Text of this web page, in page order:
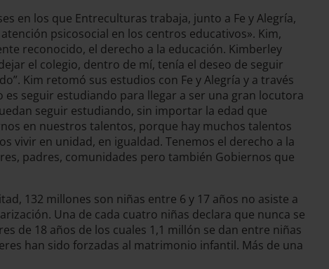
en los que Entreculturas trabaja, junto a Fe y Alegría,
psicosocial en los centros educativos». Kim,
reconocido, el derecho a la educación. Kimberley
el colegio, dentro de mí, tenía el deseo de seguir
Kim retomó sus estudios con Fe y Alegría y a través
es seguir estudiando para llegar a ser una gran locutora
seguir estudiando, sin importar la edad que
en nuestros talentos, porque hay muchos talentos
vivir en unidad, en igualdad. Tenemos el derecho a la
padres, comunidades pero también Gobiernos que
132 millones son niñas entre 6 y 17 años no asiste a
Una de cada cuatro niñas declara que nunca se
de 18 años de los cuales 1,1 millón se dan entre niñas
han sido forzadas al matrimonio infantil. Más de una